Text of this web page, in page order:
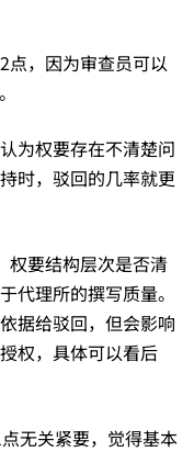
点，因为审查员可以
为权要存在不清楚问
时，驳回的几率就更
权要结构层次是否清
代理所的撰写质量。
据给驳回，但会影响
权，具体可以看后
无关紧要，觉得基本